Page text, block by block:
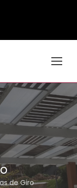
de Giro